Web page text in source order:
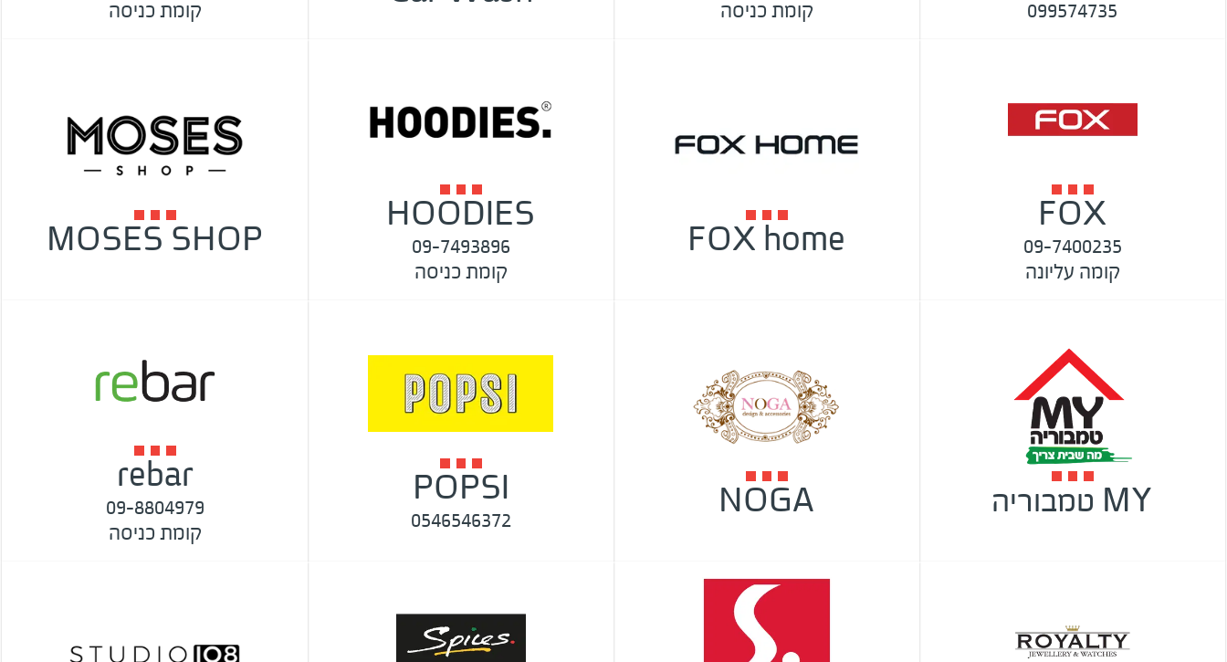
099574735 קומת כניסה קומת כניסה
FOX
09-7400235
קומה עליונה
FOX home
HOODIES
09-7493896
קומת כניסה
MOSES SHOP
MY טמבוריה NOGA
POPSI
0546546372
rebar
09-8804979
קומת כניסה